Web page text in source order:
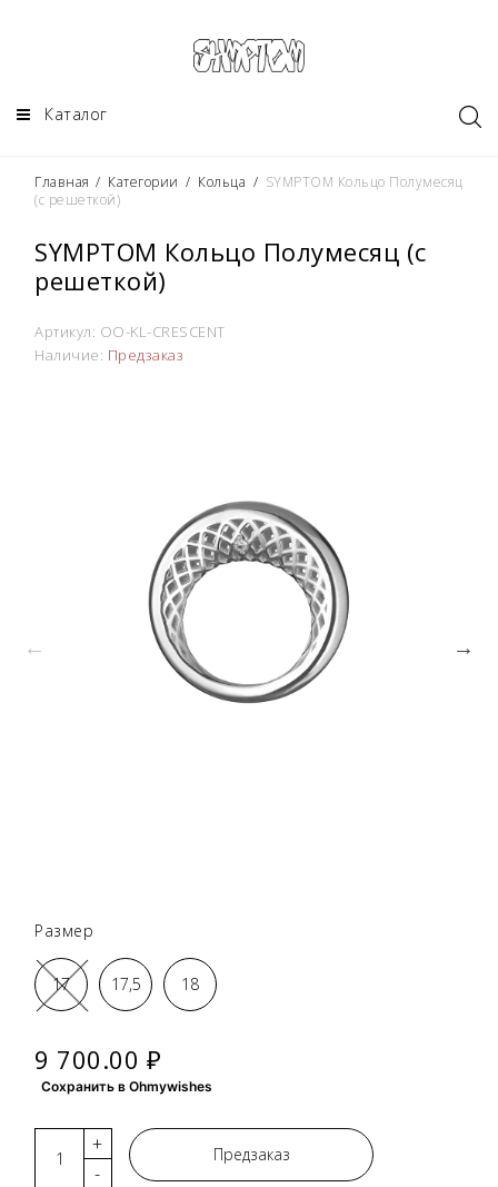
Каталог
Главная / Категории / Кольца / SYMPTOM Кольцо Полумесяц
(с решеткой)
SYMPTOM Кольцо Полумесяц (с
решеткой)
Артикул: OO-KL-CRESCENT
Наличие: Предзаказ
Размер
17 17,5 18
9 700.00 ₽
Сохранить в Ohmywishes
-
+ Предзаказ